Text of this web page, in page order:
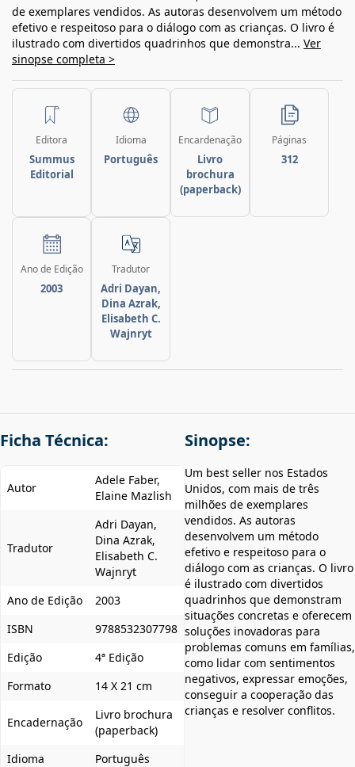
de exemplares vendidos. As autoras desenvolvem um método
efetivo e respeitoso para o diálogo com as crianças. O livro é
ilustrado com divertidos quadrinhos que demonstra... Ver
sinopse completa >
Editora
Summus
Editorial
Idioma
Português
Encardenação
Livro
brochura
(paperback)
Páginas
312
Ano de Edição
2003
Tradutor
Adri Dayan,
Dina Azrak,
Elisabeth C.
Wajnryt
Ficha Técnica:
Autor
Adele Faber,
Elaine Mazlish
Tradutor
Adri Dayan,
Dina Azrak,
Elisabeth C.
Wajnryt
Ano de Edição
2003
ISBN
9788532307798
Edição
4ª Edição
Formato
14 X 21 cm
Encadernação
Livro brochura
(paperback)
Idioma
Português
Sinopse:
Um best seller nos Estados
Unidos, com mais de três
milhões de exemplares
vendidos. As autoras
desenvolvem um método
efetivo e respeitoso para o
diálogo com as crianças. O livro
é ilustrado com divertidos
quadrinhos que demonstram
situações concretas e oferecem
soluções inovadoras para
problemas comuns em famílias,
como lidar com sentimentos
negativos, expressar emoções,
conseguir a cooperação das
crianças e resolver conflitos.